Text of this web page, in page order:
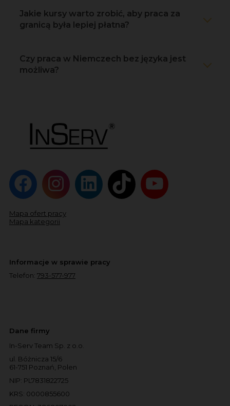
Jakie kursy warto zrobić, aby praca za
granicą była lepiej płatna?
Czy praca w Niemczech bez języka jest
możliwa?
Mapa ofert pracy
Mapa kategorii
Informacje w sprawie pracy
Telefon: 793-577-977
Dane firmy
In-Serv Team Sp. z o.o.
ul. Bóżnicza 15/6
61-751 Poznań, Polen
NIP: PL7831822725
KRS: 0000855600